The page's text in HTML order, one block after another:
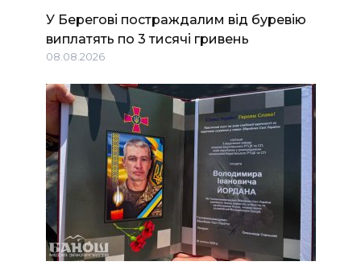
У Берегові постраждалим від буревію
виплатять по 3 тисячі гривень
08.08.2026